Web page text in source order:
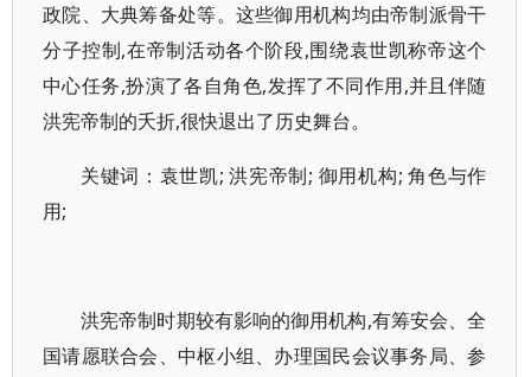
政院、大典筹备处等。这些御用机构均由帝制派骨干
分子控制,在帝制活动各个阶段,围绕袁世凯称帝这个
中心任务,扮演了各自角色,发挥了不同作用,并且伴随
洪宪帝制的夭折,很快退出了历史舞台。
关键词：袁世凯; 洪宪帝制; 御用机构; 角色与作
用;
洪宪帝制时期较有影响的御用机构,有筹安会、全
国请愿联合会、中枢小组、办理国民会议事务局、参